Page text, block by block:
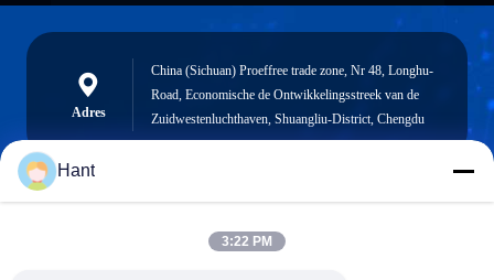
Adres
China (Sichuan) Proeffree trade zone, Nr 48, Longhu-
Road, Economische de Ontwikkelingsstreek van de
Zuidwestenluchthaven, Shuangliu-District, Chengdu
Sales03@chinafibercable.com
Hant
3:22 PM